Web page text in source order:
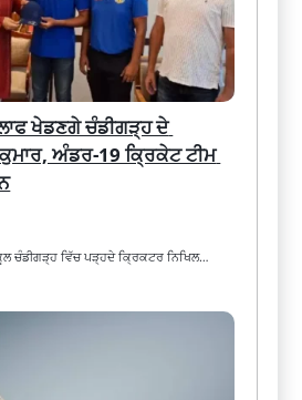
ਖੇਡਣਗੇ ਚੰਡੀਗੜ੍ਹ ਦੇ
ਅੰਡਰ-19 ਕ੍ਰਿਕੇਟ ਟੀਮ
ਚੰਡੀਗੜ੍ਹ ਵਿੱਚ ਪੜ੍ਹਦੇ ਕ੍ਰਿਕਟਰ ਨਿਖਿਲ…